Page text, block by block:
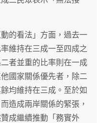
的看法」方面，過去一
維持在三成一至四成之
者並重的比率則在一成
國家關係優先者，除二
均維持在三成。至於如
造成兩岸關係的緊張，
成繼續推動「務實外